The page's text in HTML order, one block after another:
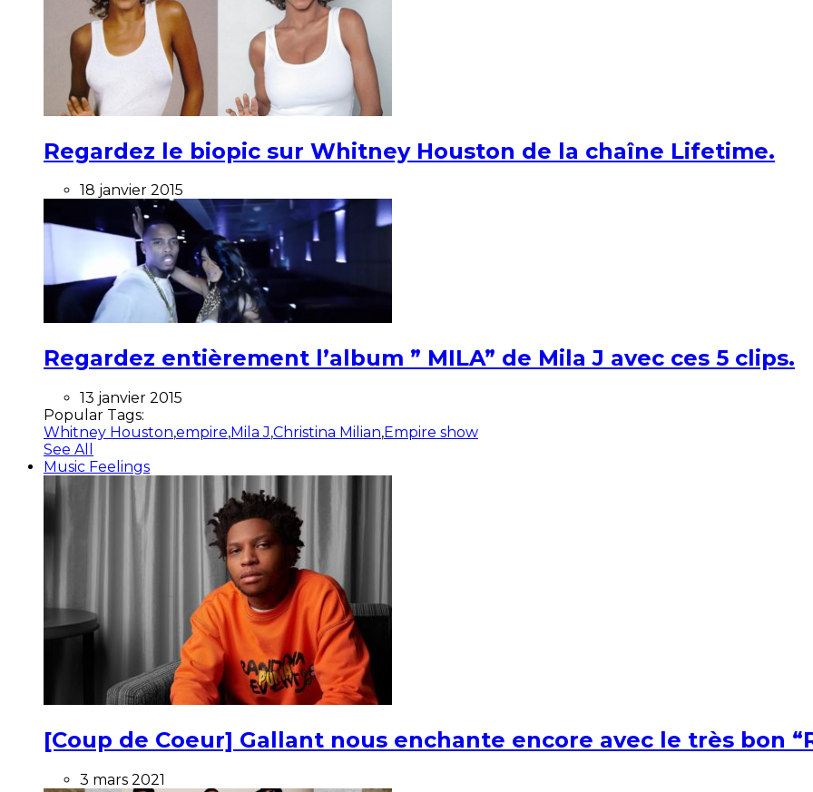
Regardez le biopic sur Whitney Houston de la chaîne Lifetime.
18 janvier 2015
Regardez entièrement l’album ” MILA” de Mila J avec ces 5 clips.
13 janvier 2015
Popular Tags:
Whitney Houston,empire,Mila J,Christina Milian,Empire show
See All
Music Feelings
[Coup de Coeur] Gallant nous enchante encore avec le très bon
3 mars 2021